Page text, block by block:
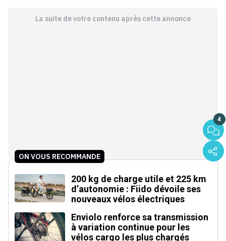
La suite de votre contenu après cette annonce
4
ON VOUS RECOMMANDE
200 kg de charge utile et 225 km
d’autonomie : Fiido dévoile ses
nouveaux vélos électriques
Enviolo renforce sa transmission
à variation continue pour les
vélos cargo les plus chargés